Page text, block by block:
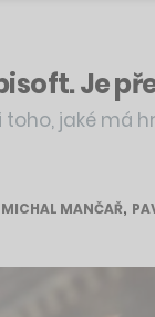
Je
jaké má
MICHAL MANČAŘ,